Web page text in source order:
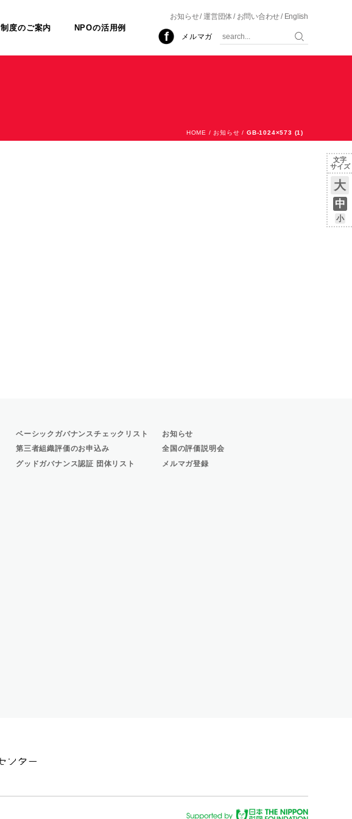
制度のご案内 NPOの活用例
お知らせ 運営団体 お問い合わせ English
メルマガ
文字
サイズ
大
中
小
HOME / お知らせ / GB-1024×573 (1)
ベーシックガバナンスチェックリスト
第三者組織評価のお申込み
グッドガバナンス認証 団体リスト
お知らせ
全国の評価説明会
メルマガ登録